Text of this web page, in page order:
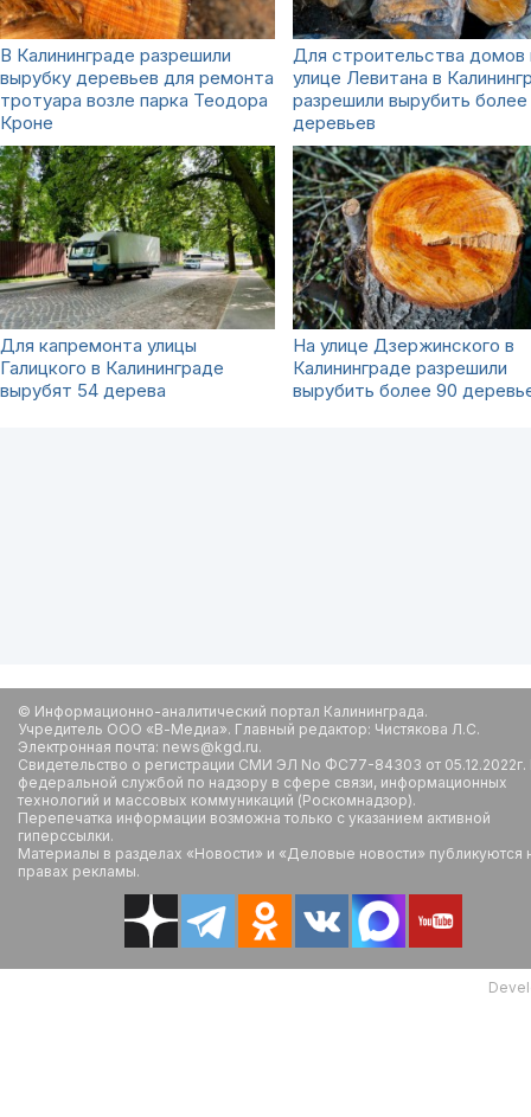
В Калининграде разрешили
вырубку деревьев для ремонта
тротуара возле парка Теодора
Кроне
Для строительства домов
улице Левитана в
разрешили вырубить
деревьев
Для капремонта улицы
Галицкого в Калининграде
вырубят 54 дерева
На улице Дзержинского в
Калининграде разрешили
вырубить более 90
© Информационно-аналитический портал Калининграда.
Учредитель ООО «В-Медиа». Главный редактор: Чистякова Л.С.
Электронная почта: news@kgd.ru.
Свидетельство о регистрации СМИ ЭЛ No ФС77-84303 от
федеральной службой по надзору в сфере связи, информационных
технологий и массовых коммуникаций (Роскомнадзор).
Перепечатка информации возможна только с указанием активной
гиперссылки.
Материалы в разделах «Новости» и «Деловые новости» публикуются
правах рекламы.